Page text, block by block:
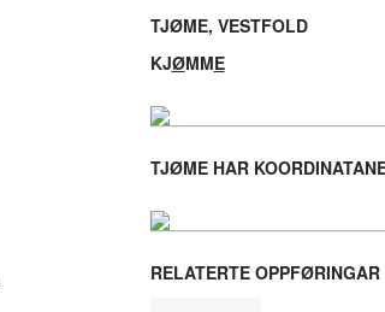
TJØME, VESTFOLD
KJØMME
TJØME HAR
RELATERTE OPPFØRINGAR